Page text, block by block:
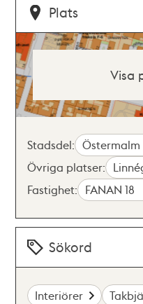
Plats
Visa
Stadsdel: Östermalm
Övriga platser:
Fastighet: FANAN 18
Sökord
Interiörer